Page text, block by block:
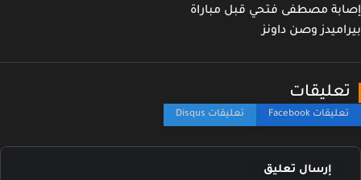
مصطفى فتحي قبل مباراة
وصن داونز
إرسال تعليق